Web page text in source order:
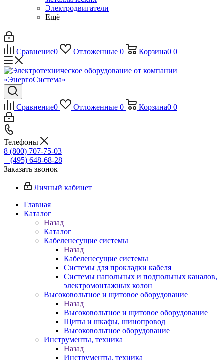
Электродвигатели
Ещё
Сравнение0 Отложенные 0 Корзина0 0
Сравнение0 Отложенные 0 Корзина0 0
Телефоны
8 (800) 707-75-03
+ (495) 648-68-28
Заказать звонок
Личный кабинет
Главная
Каталог
Назад
Каталог
Кабеленесущие системы
Назад
Кабеленесущие системы
Системы для прокладки кабеля
Системы напольных и подпольных каналов,
электромонтажных колон
Высоковольтное и щитовое оборудование
Назад
Высоковольтное и щитовое оборудование
Щиты и шкафы, шинопровод
Высоковольтное оборудование
Инструменты, техника
Назад
Инструменты, техника